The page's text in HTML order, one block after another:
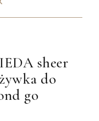
sheer
do
go